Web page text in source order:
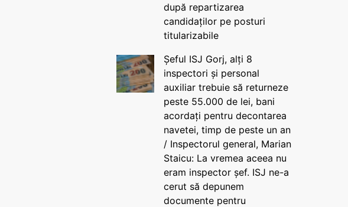
după repartizarea
candidaților pe posturi
titularizabile
Șeful ISJ Gorj, alți 8
inspectori și personal
auxiliar trebuie să returneze
peste 55.000 de lei, bani
acordați pentru decontarea
navetei, timp de peste un an
/ Inspectorul general, Marian
Staicu: La vremea aceea nu
eram inspector șef. ISJ ne-a
cerut să depunem
documente pentru